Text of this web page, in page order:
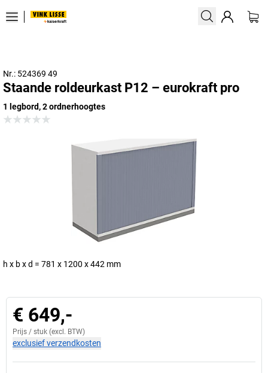
Nr.: 524369 49
Staande roldeurkast P12 – eurokraft pro
1 legbord, 2 ordnerhoogtes
h x b x d = 781 x 1200 x 442 mm
€ 649,-
Prijs / stuk (excl. BTW)
exclusief verzendkosten